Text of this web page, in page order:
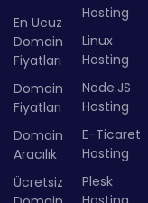
En Ucuz
Domain
Fiyatları
Domain
Fiyatları
Domain
Aracılık
Ücretsiz
Hosting
Linux
Hosting
Node.JS
Hosting
E-Ticaret
Hosting
Plesk